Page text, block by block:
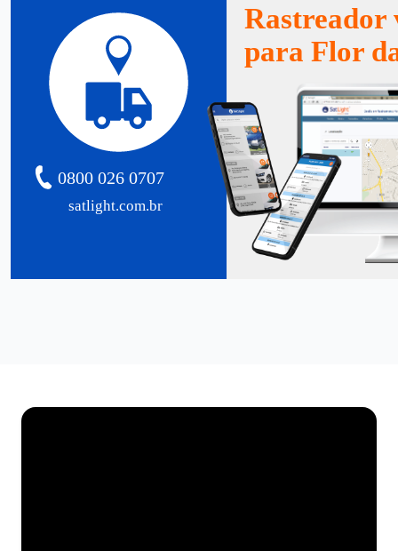
satlight.com.br
0800 026 0707
Rastreador
para Flor